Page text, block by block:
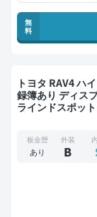
無
料
トヨタ RAV4 ハイブ
録簿あり ディス
ラインドスポッ
ター 全方位カメ
板金歴
あり
外装
B